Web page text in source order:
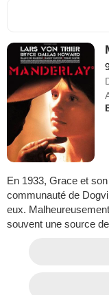
En 1933, Grace et
communauté de
eux.
souvent une source